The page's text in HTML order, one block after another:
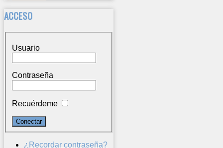
ACCESO
Usuario
Contraseña
Recuérdeme
¿Recordar contraseña?